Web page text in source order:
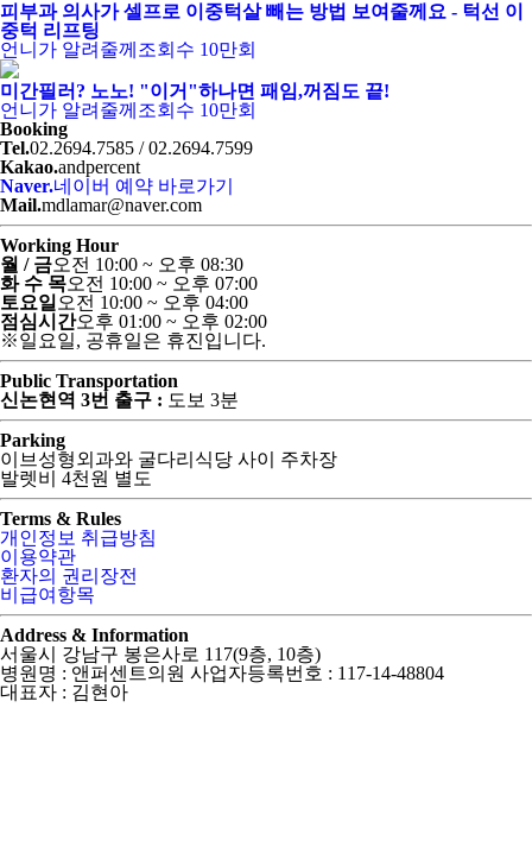
피부과 의사가 셀프로 이중턱살 빼는 방법 보여줄께요 - 턱선 이
중턱 리프팅
언니가 알려줄께 조회수 10만회
미간필러? 노노! "이거"하나면 패임,꺼짐도 끝!
언니가 알려줄께 조회수 10만회
Booking
Tel.02.2694.7585 / 02.2694.7599
Kakao.andpercent
Naver.네이버 예약 바로가기
Mail.mdlamar@naver.com
Working Hour
월 / 금오전 10:00 ~ 오후 08:30
화 수 목오전 10:00 ~ 오후 07:00
토요일 오전 10:00 ~ 오후 04:00
점심시간오후 01:00 ~ 오후 02:00
※일요일, 공휴일은 휴진입니다.
Public Transportation
신논현역 3번 출구 : 도보 3분
Parking
이브성형외과와 굴다리식당 사이 주차장
발렛비 4천원 별도
Terms & Rules
개인정보 취급방침
이용약관
환자의 권리장전
비급여항목
Address & Information
서울시 강남구 봉은사로 117(9층, 10층)
병원명 : 앤퍼센트의원 사업자등록번호 : 117-14-48804
대표자 : 김현아